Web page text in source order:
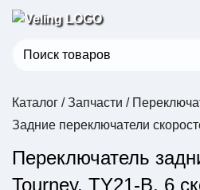
Каталог / Запчасти /
Задние переключатели
Переключатель
Tourney, TY21-B, 6